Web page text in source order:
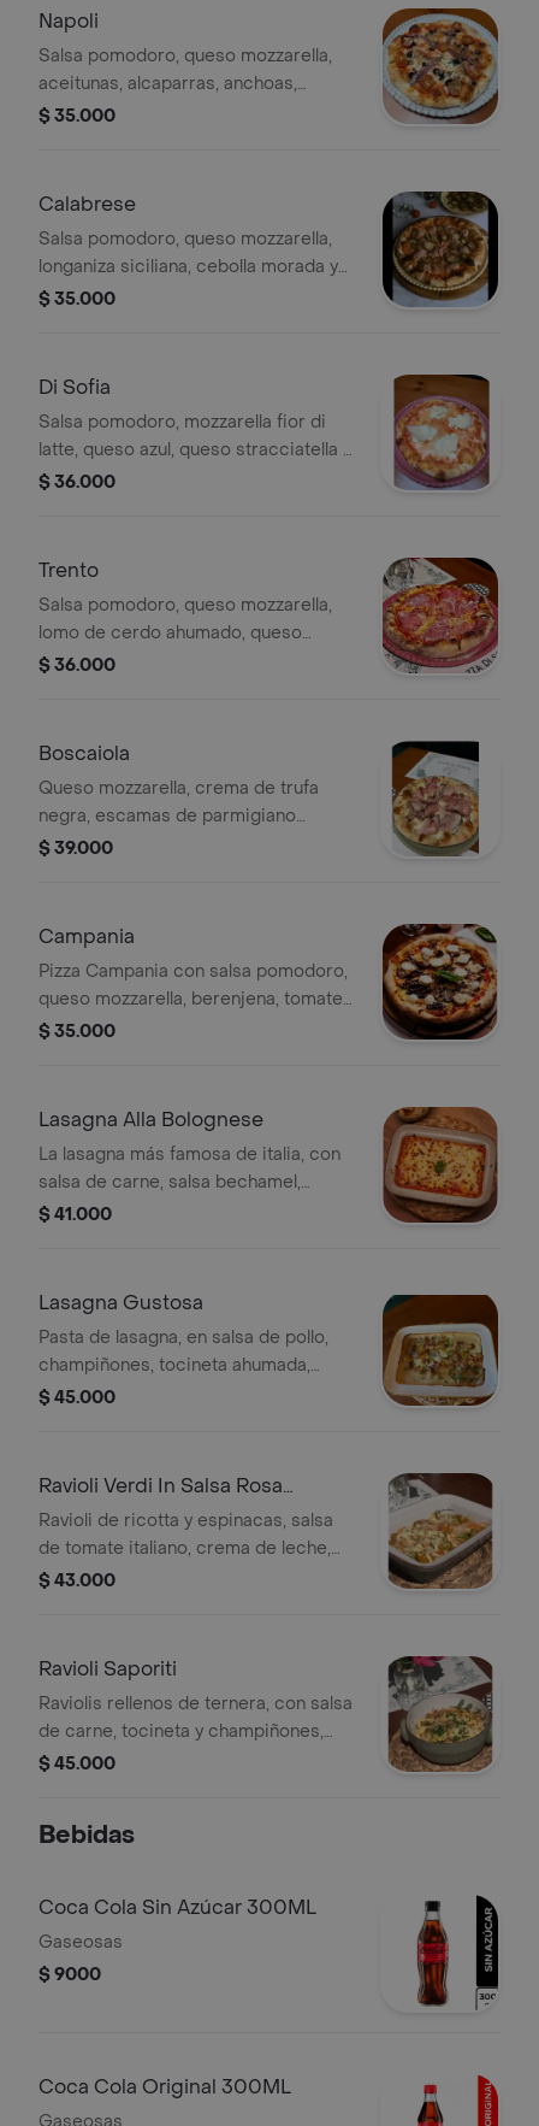
Napoli
Salsa pomodoro, queso mozzarella,
aceitunas, alcaparras, anchoas,
tomate cherry y orégaano.
$ 35.000
Calabrese
Salsa pomodoro, queso mozzarella,
longaniza siciliana, cebolla morada y
jalapeño.
$ 35.000
Di Sofia
Salsa pomodoro, mozzarella fior di
latte, queso azul, queso stracciatella y
parmigiano reggiano.
$ 36.000
Trento
Salsa pomodoro, queso mozzarella,
lomo de cerdo ahumado, queso
provolone ahumado y tocineta
$ 36.000
Boscaiola
Queso mozzarella, crema de trufa
negra, escamas de parmigiano
reggiano, champiñones y porchetta
$ 39.000
Campania
Pizza Campania con salsa pomodoro,
queso mozzarella, berenjena, tomates
secos y queso bocconcini.
$ 35.000
Lasagna Alla Bolognese
La lasagna más famosa de italia, con
salsa de carne, salsa bechamel,
queso parmigiano reggiano y queso
$ 41.000
Lasagna Gustosa
Pasta de lasagna, en salsa de pollo,
champiñones, tocineta ahumada,
queso mozzarella y parmigiano
$ 45.000
Ravioli Verdi In Salsa Rosa
Affumicati
Ravioli de ricotta y espinacas, salsa
de tomate italiano, crema de leche,
queso mozzarella y queso provolone
$ 43.000
Ravioli Saporiti
Raviolis rellenos de ternera, con salsa
de carne, tocineta y champiñones,
gratinados en hornos.
$ 45.000
Bebidas
Coca Cola Sin Azúcar 300ML
Gaseosas
$ 9000
Coca Cola Original 300ML